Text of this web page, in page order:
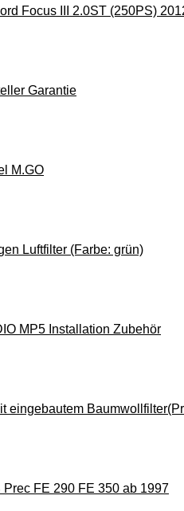
Focus III 2.0ST (250PS)
Garantie
M.GO
Luftfilter (Farbe: grün)
MP5 Installation Zubehör
eingebautem
FE 290 FE 350 ab 1997